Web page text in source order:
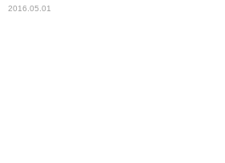
2016.05.01